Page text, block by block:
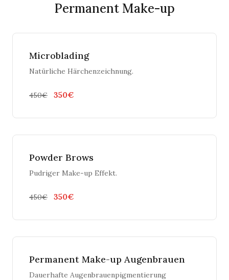
Permanent Make-up
Microblading
Natürliche Härchenzeichnung.
450€ 350€
Powder Brows
Pudriger Make-up Effekt.
450€ 350€
Permanent Make-up Augenbrauen
Dauerhafte Augenbrauenpigmentierung